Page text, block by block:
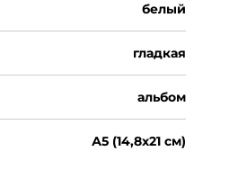
белый
гладкая
альбом
А5 (14,8х21 см)